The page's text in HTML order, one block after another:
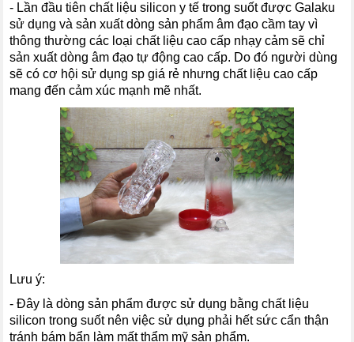
- Lần đầu tiên chất liệu silicon y tế trong suốt được Galaku
sử dụng và sản xuất dòng sản phẩm âm đạo cầm tay vì
thông thường các loại chất liệu cao cấp nhạy cảm sẽ chỉ
sản xuất dòng âm đạo tự động cao cấp. Do đó người dùng
sẽ có cơ hội sử dụng sp giá rẻ nhưng chất liệu cao cấp
mang đến cảm xúc mạnh mẽ nhất.
Lưu ý:
- Đây là dòng sản phẩm được sử dụng bằng chất liệu
silicon trong suốt nên việc sử dụng phải hết sức cẩn thận
tránh bám bẩn làm mất thẩm mỹ sản phẩm.